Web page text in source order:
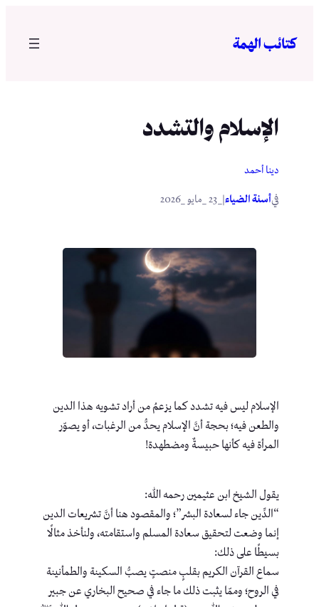
المحتوى
كتائب الهمة
الإسلام والتشدد
دينا أحمد
فيأسنة الضياء
الإسلام ليس فيه تشدد كما يزعمُ من أراد تشويه هذا الدين
والطعن فيه؛ بحجة أنَّ الإسلام يحدُّ من الرغبات، أو يصوّر
المرأة فيه كأنها حبيسةٌ ومضطهدة!
يقول الشيخ ابن عثيمين رحمه الله:
“الدِّين جاء لسعادة البشر”؛ والمقصود هنا أنَّ تشريعات الدين
إنما وضعت لتحقيق سعادة المسلم واستقامته، ولنأخذ مثالًا
بسيطًا على ذلك:
سماع القرآن الكريم بقلبٍ منصتٍ يصبُّ السكينة والطمأنينة
في الروح؛ وممّا يثبت ذلك ما جاء في صحيح البخاري عن جبير